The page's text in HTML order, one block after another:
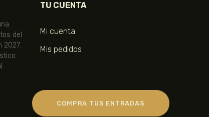
del
2027.
TU CUENTA
Mi cuenta
Mis pedidos
COMPRA TUS ENTRADAS